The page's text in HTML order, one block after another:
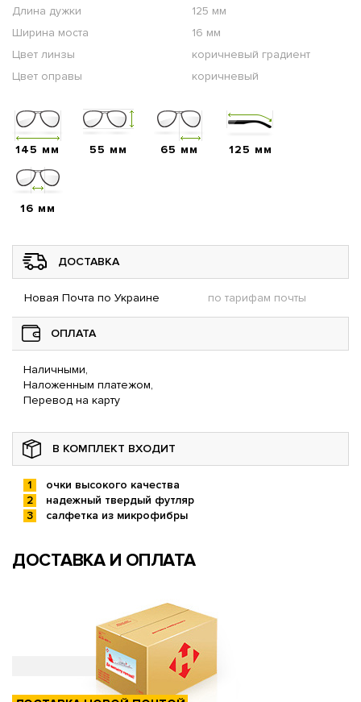
Длина дужки
125 мм
Ширина моста
16 мм
Цвет линзы
коричневый градиент
Цвет оправы
коричневый
145 мм 55 мм 65 мм 125 мм
16 мм
ДОСТАВКА
Новая Почта по Украине по тарифам почты
ОПЛАТА
Наличными,
Наложенным платежом,
Перевод на карту
В КОМПЛЕКТ ВХОДИТ
очки высокого качества
надежный твердый футляр
салфетка из микрофибры
ДОСТАВКА И ОПЛАТА